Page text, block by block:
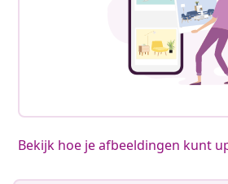
Bekijk hoe je afbeeldingen kunt